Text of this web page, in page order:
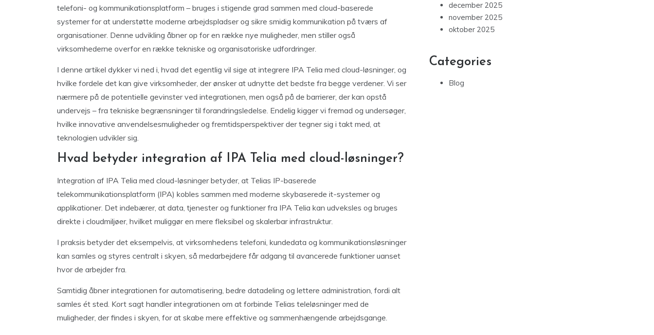
telefoni- og kommunikationsplatform – bruges i stigende grad sammen med cloud-baserede
systemer for at understøtte moderne arbejdspladser og sikre smidig kommunikation på tværs af
organisationer. Denne udvikling åbner op for en række nye muligheder, men stiller også
virksomhederne overfor en række tekniske og organisatoriske udfordringer.
I denne artikel dykker vi ned i, hvad det egentlig vil sige at integrere IPA Telia med cloud-løsninger, og
hvilke fordele det kan give virksomheder, der ønsker at udnytte det bedste fra begge verdener. Vi ser
nærmere på de potentielle gevinster ved integrationen, men også på de barrierer, der kan opstå
undervejs – fra tekniske begrænsninger til forandringsledelse. Endelig kigger vi fremad og undersøger,
hvilke innovative anvendelsesmuligheder og fremtidsperspektiver der tegner sig i takt med, at
teknologien udvikler sig.
Hvad betyder integration af IPA Telia med cloud-løsninger?
Integration af IPA Telia med cloud-løsninger betyder, at Telias IP-baserede
telekommunikationsplatform (IPA) kobles sammen med moderne skybaserede it-systemer og
applikationer. Det indebærer, at data, tjenester og funktioner fra IPA Telia kan udveksles og bruges
direkte i cloudmiljøer, hvilket muliggør en mere fleksibel og skalerbar infrastruktur.
I praksis betyder det eksempelvis, at virksomhedens telefoni, kundedata og kommunikationsløsninger
kan samles og styres centralt i skyen, så medarbejdere får adgang til avancerede funktioner uanset
hvor de arbejder fra.
Samtidig åbner integrationen for automatisering, bedre datadeling og lettere administration, fordi alt
samles ét sted. Kort sagt handler integrationen om at forbinde Telias teleløsninger med de
muligheder, der findes i skyen, for at skabe mere effektive og sammenhængende arbejdsgange.
december 2025
november 2025
oktober 2025
Categories
Blog